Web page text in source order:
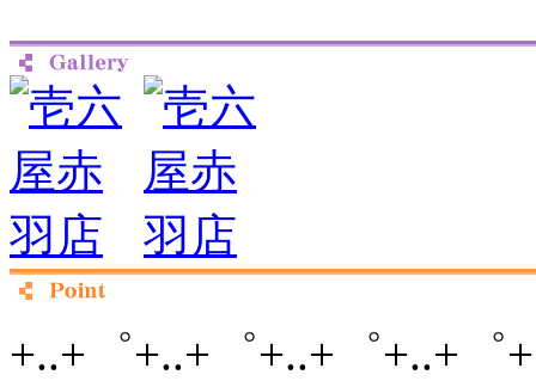
+..+゜+..+゜+..+゜+..+゜